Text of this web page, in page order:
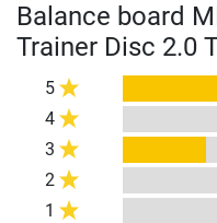
Balance board
Trainer Disc 2.0
5
4
3
2
1